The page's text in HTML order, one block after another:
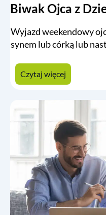
Biwak Ojca z
Wyjazd weekendowy
synem lub córką lub
Czytaj więcej